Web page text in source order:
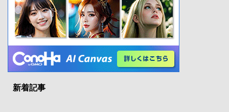
新着記事